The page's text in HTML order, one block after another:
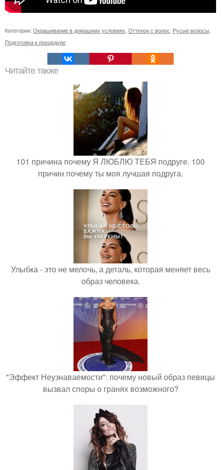
Категории: Окрашивание в домашних условиях Оттенок с волос Русые волосы
Подготовка к процедуре
Читайте также
101 причина почему Я ЛЮБЛЮ ТЕБЯ подруге. 100
причин почему ты моя лучшая подруга.
Улыбка - это не мелочь, а деталь, которая меняет весь
образ человека.
"Эффект Неузнаваемости": почему новый образ певицы
вызвал споры о гранях возможного?